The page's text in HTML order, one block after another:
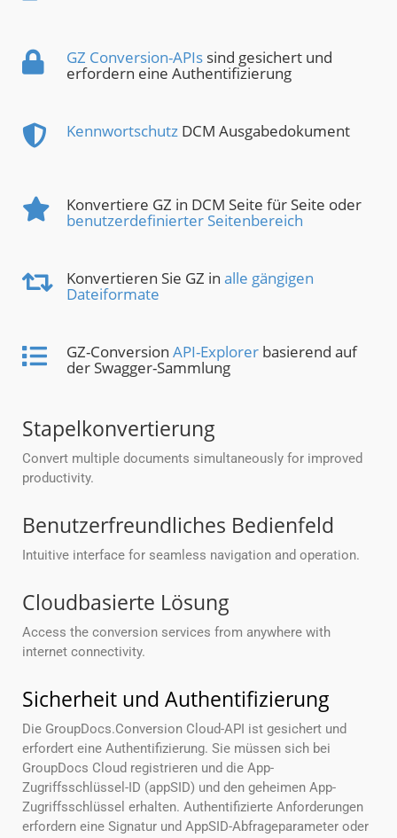
GZ Conversion-APIs sind gesichert und
erfordern eine Authentifizierung
Kennwortschutz DCM Ausgabedokument
Konvertiere GZ in DCM Seite für Seite oder
benutzerdefinierter Seitenbereich
Konvertieren Sie GZ in alle gängigen
Dateiformate
GZ-Conversion API-Explorer basierend auf
der Swagger-Sammlung
Stapelkonvertierung
Convert multiple documents simultaneously for improved
productivity.
Benutzerfreundliches Bedienfeld
Intuitive interface for seamless navigation and operation.
Cloudbasierte Lösung
Access the conversion services from anywhere with
internet connectivity.
Sicherheit und Authentifizierung
Die GroupDocs.Conversion Cloud-API ist gesichert und
erfordert eine Authentifizierung. Sie müssen sich bei
GroupDocs Cloud registrieren und die App-
Zugriffsschlüssel-ID (appSID) und den geheimen App-
Zugriffsschlüssel erhalten. Authentifizierte Anforderungen
erfordern eine Signatur und AppSID-Abfrageparameter oder